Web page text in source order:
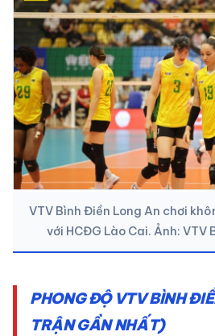
VTV Bình Điền Long An chơi
với HCĐG Lào Cai. Ảnh: VTV
PHONG ĐỘ VTV BÌNH
TRẬN GẦN NHẤT)